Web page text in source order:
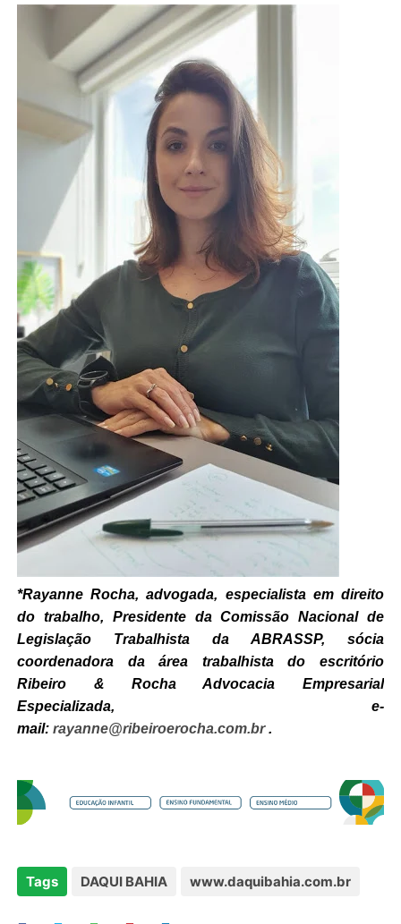
*Rayanne Rocha, advogada, especialista em direito
do trabalho, Presidente da Comissão Nacional de
Legislação Trabalhista da ABRASSP, sócia
coordenadora da área trabalhista do escritório
Ribeiro & Rocha Advocacia Empresarial
Especializada, e-
mail: rayanne@ribeiroerocha.com.br .
Tags DAQUI BAHIA www.daquibahia.com.br